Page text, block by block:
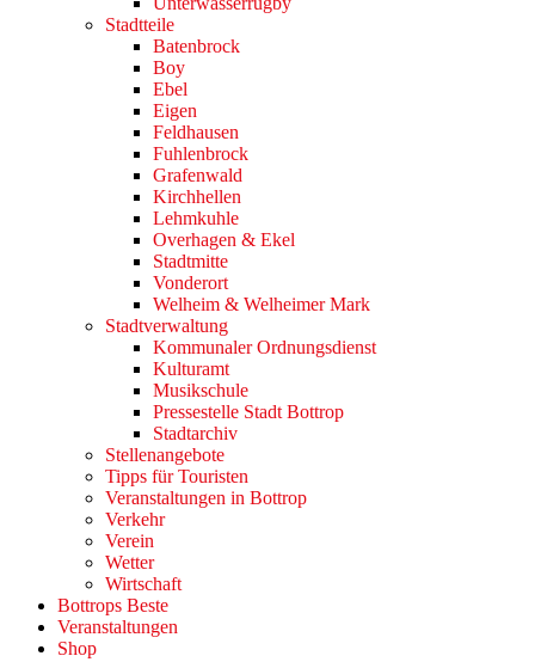
Stadtteile
Batenbrock
Boy
Ebel
Eigen
Feldhausen
Fuhlenbrock
Grafenwald
Kirchhellen
Lehmkuhle
Overhagen & Ekel
Stadtmitte
Vonderort
Welheim & Welheimer Mark
Stadtverwaltung
Kommunaler Ordnungsdienst
Kulturamt
Musikschule
Pressestelle Stadt Bottrop
Stadtarchiv
Stellenangebote
Tipps für Touristen
Veranstaltungen in Bottrop
Verkehr
Verein
Wetter
Wirtschaft
Bottrops Beste
Veranstaltungen
Shop